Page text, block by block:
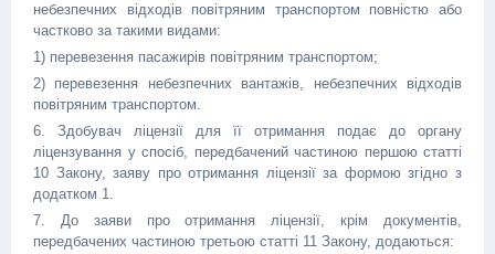
небезпечних відходів повітряним транспортом повністю або
частково за такими видами:
1) перевезення пасажирів повітряним транспортом;
2) перевезення небезпечних вантажів, небезпечних відходів
повітряним транспортом.
6. Здобувач ліцензії для її отримання подає до органу
ліцензування у спосіб, передбачений частиною першою статті
10 Закону, заяву про отримання ліцензії за формою згідно з
додатком 1.
7. До заяви про отримання ліцензії, крім документів,
передбачених частиною третьою статті 11 Закону, додаються: